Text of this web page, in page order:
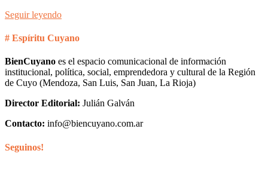
Seguir leyendo
# Espíritu Cuyano
BienCuyano es el espacio comunicacional de información
institucional, política, social, emprendedora y cultural de la Región
de Cuyo (Mendoza, San Luis, San Juan, La Rioja)
Director Editorial: Julián Galván
Contacto: info@biencuyano.com.ar
Seguinos!